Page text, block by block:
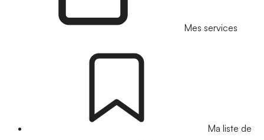
Mes services
Ma liste de